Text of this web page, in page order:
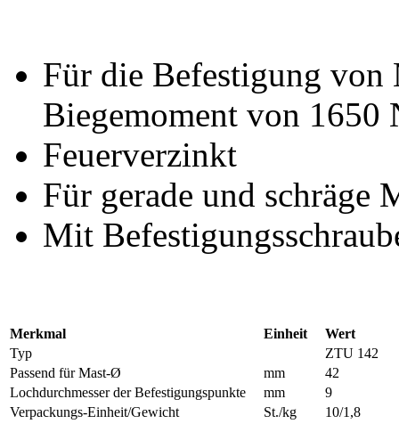
Für die Befestigung von
Biegemoment von 1650
Feuerverzinkt
Für gerade und schräge
Mit
Merkmal Einheit
Wert
Typ
ZTU 142
Passend für Mast-Ø
mm
42
Lochdurchmesser der Befestigungspunkte
mm
9
Verpackungs-Einheit/Gewicht
St./kg 10/1,8